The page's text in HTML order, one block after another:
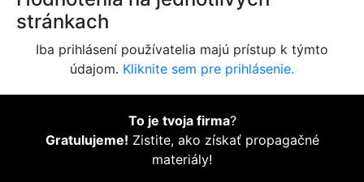
stránkach
Iba prihlásení používatelia majú prístup k týmto
údajom. Kliknite sem pre prihlásenie.
To je tvoja firma?
Gratulujeme! Zistite, ako získať propagačné
materiály!